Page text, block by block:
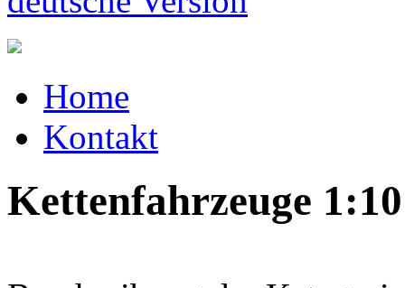
Home
Kontakt
Kettenfahrzeuge 1:10